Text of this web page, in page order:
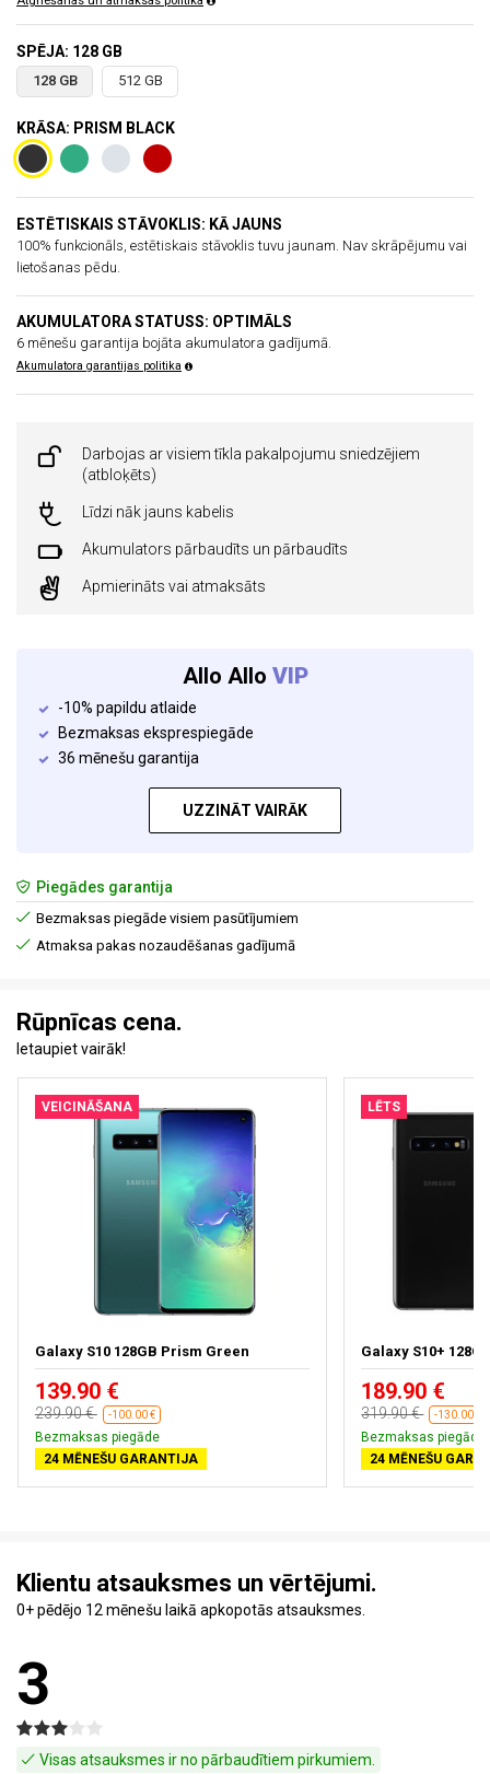
SPĒJA: 128 GB
128 GB 512 GB
KRĀSA: PRISM BLACK
ESTĒTISKAIS STĀVOKLIS: KĀ JAUNS
100% funkcionāls, estētiskais stāvoklis tuvu jaunam. Nav skrāpējumu vai
lietošanas pēdu.
AKUMULATORA STATUSS: OPTIMĀLS
6 mēnešu garantija bojāta akumulatora gadījumā.
Akumulatora garantijas politika
Darbojas ar visiem tīkla pakalpojumu sniedzējiem
(atbloķēts)
Līdzi nāk jauns kabelis
Akumulators pārbaudīts un pārbaudīts
Apmierināts vai atmaksāts
Allo Allo VIP
-10% papildu atlaide
Bezmaksas eksprespiegāde
36 mēnešu garantija
UZZINĀT VAIRĀK
Piegādes garantija
Bezmaksas piegāde visiem pasūtījumiem
Atmaksa pakas nozaudēšanas gadījumā
Rūpnīcas cena.
Ietaupiet vairāk!
VEICINĀŠANA
Galaxy S10 128GB Prism Green
139.90 €
239.90 € -100.00 €
Bezmaksas piegāde
24 MĒNEŠU GARANTIJA
LĒTS
Galaxy S10+
189.90 €
319.90 € -130.00 €
Bezmaksas piegāde
24 MĒNEŠU
Klientu atsauksmes un vērtējumi.
0+ pēdējo 12 mēnešu laikā apkopotās atsauksmes.
3
Visas atsauksmes ir no pārbaudītiem pirkumiem.